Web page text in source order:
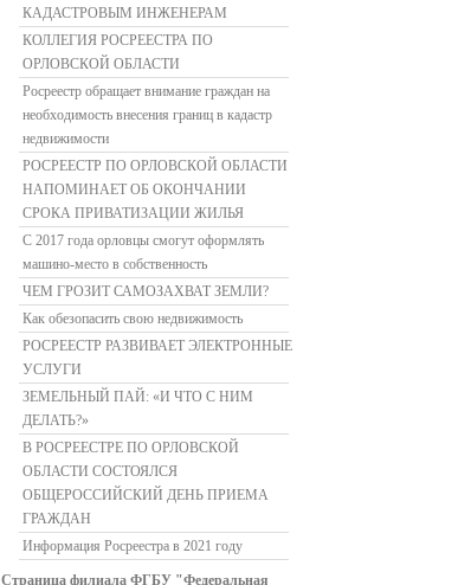
КАДАСТРОВЫМ ИНЖЕНЕРАМ
КОЛЛЕГИЯ РОСРЕЕСТРА ПО
ОРЛОВСКОЙ ОБЛАСТИ
Росреестр обращает внимание граждан на
необходимость внесения границ в кадастр
недвижимости
РОСРЕЕСТР ПО ОРЛОВСКОЙ ОБЛАСТИ
НАПОМИНАЕТ ОБ ОКОНЧАНИИ
СРОКА ПРИВАТИЗАЦИИ ЖИЛЬЯ
С 2017 года орловцы смогут оформлять
машино-место в собственность
ЧЕМ ГРОЗИТ САМОЗАХВАТ ЗЕМЛИ?
Как обезопасить свою недвижимость
РОСРЕЕСТР РАЗВИВАЕТ ЭЛЕКТРОННЫЕ
УСЛУГИ
ЗЕМЕЛЬНЫЙ ПАЙ: «И ЧТО С НИМ
ДЕЛАТЬ?»
В РОСРЕЕСТРЕ ПО ОРЛОВСКОЙ
ОБЛАСТИ СОСТОЯЛСЯ
ОБЩЕРОССИЙСКИЙ ДЕНЬ ПРИЕМА
ГРАЖДАН
Информация Росреестра в 2021 году
Страница филиала ФГБУ "Федеральная